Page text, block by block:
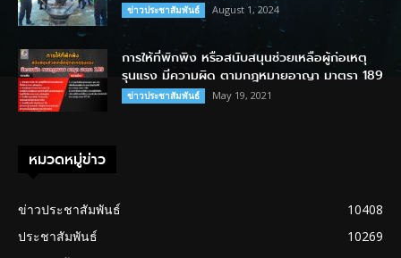
ข่าวประชาสัมพันธ์ August 1, 2024
การให้ที่พักพิง หรือสนับสนุนช่วยเหลือผู้ก่อเหตุ
รุนแรง มีความผิด ตามกฎหมายอาญา มาตรา 189
ข่าวประชาสัมพันธ์ May 19, 2021
หมวดหมู่ข่าว
ข่าวประชาสัมพันธ์
10408
ประชาสัมพันธ์
10269